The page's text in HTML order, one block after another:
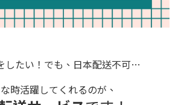
したい！でも、日本配送不可…
時活躍してくれるのが、